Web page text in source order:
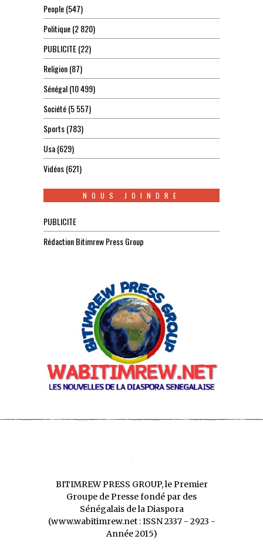
People(547)
Politique(2 820)
PUBLICITE(22)
Religion(87)
Sénégal(10 499)
Société(5 557)
Sports(783)
Usa(629)
Vidéos(621)
NOUS JOINDRE
PUBLICITE
Rédaction Bitimrew Press Group
BITIMREW PRESS GROUP, le Premier
Groupe de Presse fondé par des
Sénégalais de la Diaspora
(www.wabitimrew.net : ISSN 2337 - 2923 -
Année 2015)